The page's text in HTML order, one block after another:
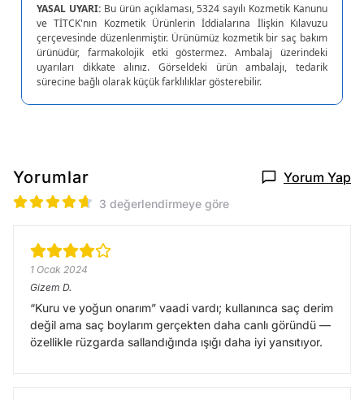
YASAL UYARI:Bu ürün açıklaması, 5324 sayılı Kozmetik Kanunu
ve TİTCK'nın Kozmetik Ürünlerin İddialarına İlişkin Kılavuzu
çerçevesinde düzenlenmiştir. Ürünümüz kozmetik bir saç bakım
ürünüdür, farmakolojik etki göstermez. Ambalaj üzerindeki
uyarıları dikkate alınız. Görseldeki ürün ambalajı, tedarik
sürecine bağlı olarak küçük farklılıklar gösterebilir.
Yorumlar Yorum Yap
3 değerlendirmeye göre
1 Ocak 2024
Gizem D.
“Kuru ve yoğun onarım” vaadi vardı; kullanınca saç derim
değil ama saç boylarım gerçekten daha canlı göründü —
özellikle rüzgarda sallandığında ışığı daha iyi yansıtıyor.